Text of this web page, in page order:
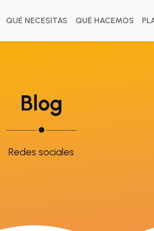
QUÉ NECESITAS QUÉ HACEMOS
Blog
Redes sociales